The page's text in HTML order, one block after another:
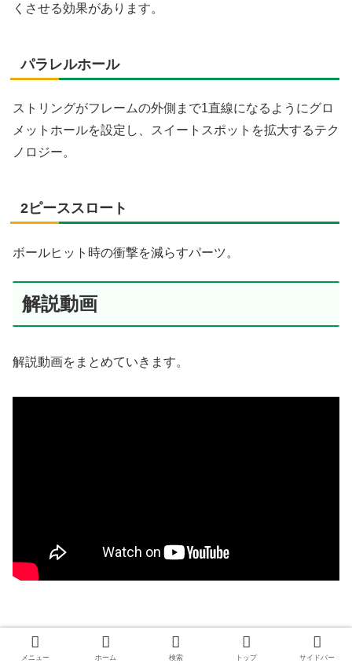
くさせる効果があります。
パラレルホール
ストリングがフレームの外側まで1直線になるようにグロ
メットホールを設定し、スイートスポットを拡大するテク
ノロジー。
2ピーススロート
ボールヒット時の衝撃を減らすパーツ。
解説動画
解説動画をまとめていきます。
メニュー ホーム 検索 トップ サイドバー